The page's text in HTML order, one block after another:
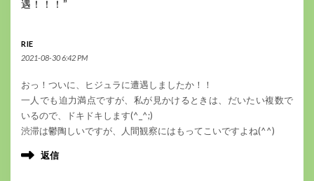
遇！！！”
RIE
2021-08-30 6:42 PM
おっ！ついに、ヒジュラに遭遇しましたか！！
一人でも迫力満点ですが、私が見かけるときは、だいたい複数で
いるので、ドキドキします(^_^;)
渋滞は鬱陶しいですが、人間観察にはもってこいですよね(^^)
返信